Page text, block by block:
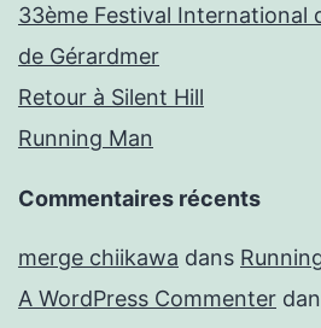
33ème Festival International
de Gérardmer
Retour à Silent Hill
Running Man
Commentaires récents
merge chiikawa dans
A WordPress Commenter